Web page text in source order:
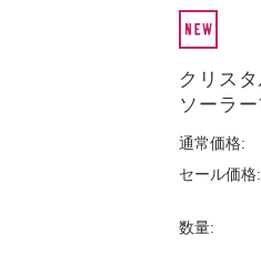
クリス
ソーラ
通常価格:
セール価格:
数量: